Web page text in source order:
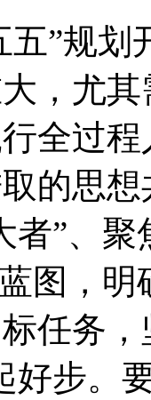
五”规
，尤
全过
的思
者”、
图，
任务
好步。